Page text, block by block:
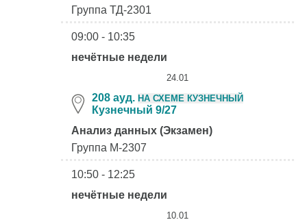
Группа ТД-2301
09:00 - 10:35
нечётные недели
24.01
208 ауд. НА СХЕМЕ КУЗНЕЧНЫЙ
Кузнечный 9/27
Анализ данных (Экзамен)
Группа М-2307
10:50 - 12:25
нечётные недели
10.01